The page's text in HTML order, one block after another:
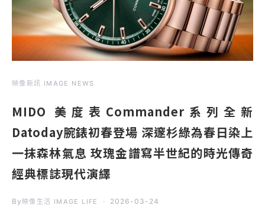
映像新訊 IMAGE NEWS
MIDO 美度表Commander系列全新
Datoday腕錶初春登場 深邃杉綠為春日染上
一抹森林氣息 玫瑰金譜寫半世紀的時光傳奇
經典標誌現代演繹
By 映像生活 IMAGE LIFE 2026-03-24